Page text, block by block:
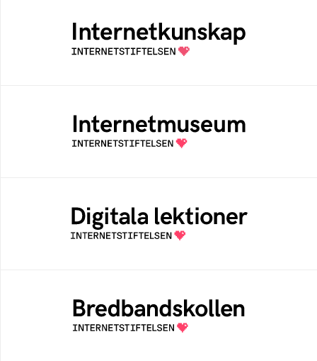
Samlad kunskap som hjälper dig att bli en
säker och medveten internetanvändare
Ett digitalt museum som byggts, och kureras
av Internetstiftelsen
Öppen digital lärresurs med färdiga lektioner
för alla stadier i grundskolan
Bredbandskollen är ett oberoende
konsumentverktyg som drivs av
Internetstiftelsen